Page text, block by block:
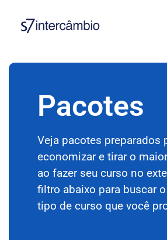
Pacotes
Veja pacotes preparados
economizar e tirar o
ao fazer seu curso no
filtro abaixo para buscar
tipo de curso que você